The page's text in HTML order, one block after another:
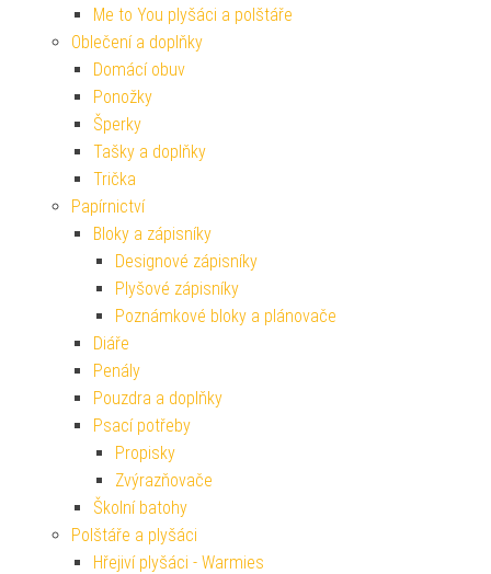
Me to You plyšáci a polštáře
Oblečení a doplňky
Domácí obuv
Ponožky
Šperky
Tašky a doplňky
Trička
Papírnictví
Bloky a zápisníky
Designové zápisníky
Plyšové zápisníky
Poznámkové bloky a plánovače
Diáře
Penály
Pouzdra a doplňky
Psací potřeby
Propisky
Zvýrazňovače
Školní batohy
Polštáře a plyšáci
Hřejiví plyšáci - Warmies